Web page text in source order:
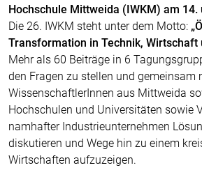
Hochschule Mittweida (IWKM) am 14.
Die 26. IWKM steht unter dem Motto:
Transformation in Technik, Wirtschaft
Mehr als 60 Beiträge in 6
den Fragen zu stellen und gemeinsam
WissenschaftlerInnen aus Mittweida
Hochschulen und Universitäten sowie
namhafter Industrieunternehmen
diskutieren und Wege hin zu einem
Wirtschaften aufzuzeigen.